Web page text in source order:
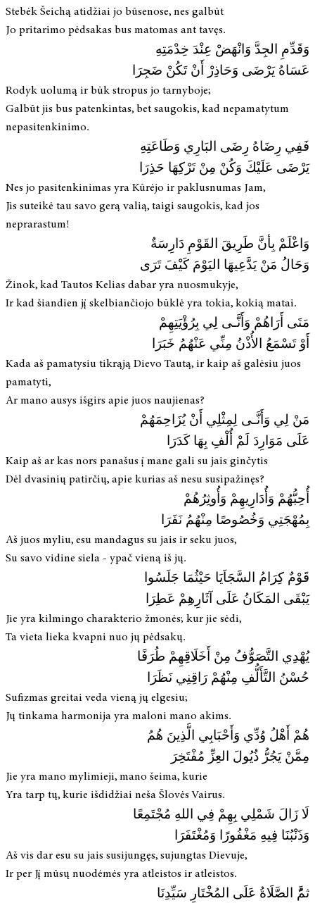
Stebėk Šeichą atidžiai jo būsenose, nes galbūt
Jo pritarimo pėdsakas bus matomas ant tavęs.
وَقَدِّمِ الجِدَّ وَانْهَضْ عِنْدَ خِدْمَتِهِ
عَسَاهُ يَرْضَى وَحَاذِرْ أَنْ تَكُنْ ضَجِرَا
Rodyk uolumą ir būk stropus jo tarnyboje;
Galbūt jis bus patenkintas, bet saugokis, kad nepamatytum
nepasitenkinimo.
فَفِي رِضَاهُ رِضَى البَارِي وَطَاعَتِهِ
يَرْضَى عَلَيْكَ وَكُنْ مِنْ تَرْكِهَا حَذِرَا
Nes jo pasitenkinimas yra Kūrėjo ir paklusnumas Jam,
Jis suteikė tau savo gerą valią, taigi saugokis, kad jos
neprarastum!
وَاعْلَمْ بِأنَّ طَرِيقَ القَوْمِ دَارِسَةٌ
وَحَالُ مَنْ يَدَّعِيهَا اليَوْمَ كَيْفَ تَرَى
Žinok, kad Tautos Kelias dabar yra nuosmukyje,
Ir kad šiandien jį skelbiančiojo būklė yra tokia, kokią matai.
مَتَى أَرَاهُمْ وَأَنَّـى لِي بِرُؤْيَتِهِمْ
أَوْ تَسْمَعُ الأُذْنُ مِنِّي عَنْهُمُ خَبَرَا
Kada aš pamatysiu tikrąją Dievo Tautą, ir kaip aš galėsiu juos
pamatyti,
Ar mano ausys išgirs apie juos naujienas?
مَنْ لِي وَأَنَّـى لِمِثْلِي أَنْ يُزَاحِمَهُمْ
عَلَى مَوَارِدَ لَمْ أُلْفِ بِهَا كَدَرَا
Kaip aš ar kas nors panašus į mane gali su jais ginčytis
Dėl dvasinių patirčių, apie kurias aš nesu susipažinęs?
أُحِبُّهُمْ وَأُدَارِيهِمْ وَأُوثِرُهُمْ
بِمُهْجَتِي وَخُصُوصًا مِنْهُمُ نَفَرَا
Aš juos myliu, esu mandagus su jais ir seku juos,
Su savo vidine siela - ypač vieną iš jų.
قَوْمٌ كِرَامُ السَّجَاَيَا حَيْثُمَا جَلَسُوا
يَبْقَى المَكَانُ عَلَى آثَارِهِمْ عَطِرَا
Jie yra kilmingo charakterio žmonės; kur jie sėdi,
Ta vieta lieka kvapni nuo jų pėdsakų.
يُهْدِي التَّصَوُّفُ مِنْ أَخَلَاقِهِمْ طُرَفًا
حُسْنُ التَّأَلُّفِ مِنْهُمْ رَاقِنِي نَظَرَا
Sufizmas greitai veda vieną jų elgesiu;
Jų tinkama harmonija yra maloni mano akims.
هُمْ أَهْلُ وُدِّي وَأَحْبَابِي الَّذِينَ هُمُ
مِمَّنْ يَجُرُّ ذُيُولَ العِزِّ مُفْتَخِرَ
Jie yra mano mylimieji, mano šeima, kurie
Yra tarp tų, kurie išdidžiai neša Šlovės Vairus.
لَا زَالَ شَمْلِي بِهِمْ فِي اللهِ مُجْتَمِعًا
وَذَنْبُنَا فِيهِ مَغْفُورًا وَمُغْتَفَرَا
Aš vis dar esu su jais susijungęs, sujungtas Dievuje,
Ir per Jį mūsų nuodėmės yra atleistos ir atleistos.
ثمَُّ الصَّلَاةُ عَلَى المُخْتَارِ سَيِّدِنَا